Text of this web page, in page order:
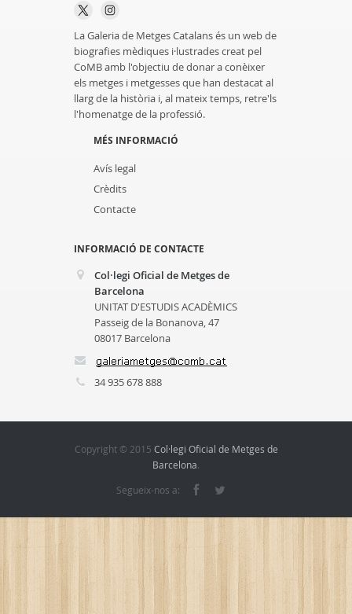
La Galeria de Metges Catalans és un web de
biografies mèdiques i·lustrades creat pel
CoMB amb l'objectiu de donar a conèixer
els metges i metgesses que han destacat al
llarg de la història i, al mateix temps, retre'ls
l'homenatge de la professió.
MÉS INFORMACIÓ
Avís legal
Crèdits
Contacte
INFORMACIÓ DE CONTACTE
Col·legi Oficial de Metges de
Barcelona
UNITAT D'ESTUDIS ACADÈMICS
Passeig de la Bonanova, 47
08017 Barcelona
34 935 678 888
Copyright © 2015 Col·legi Oficial de Metges de
Barcelona.
Segueix-nos a: